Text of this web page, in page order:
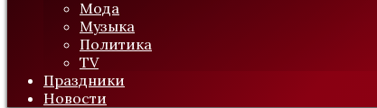
Мода
Музыка
Политика
TV
Праздники
Новости